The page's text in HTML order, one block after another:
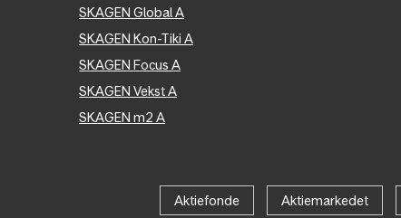
SKAGEN Global A
SKAGEN Kon-Tiki A
SKAGEN Focus A
SKAGEN Vekst A
SKAGEN m2 A
Aktiefonde Aktiemarkedet